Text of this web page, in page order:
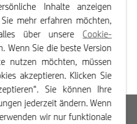
Log In
Inhalte anzeigen
mehr erfahren möchten,
über unsere Cookie-
Wenn Sie die beste Version
nutzen möchten, müssen
akzeptieren. Klicken Sie
Sie können Ihre
jederzeit ändern. Wenn
wir nur funktionale